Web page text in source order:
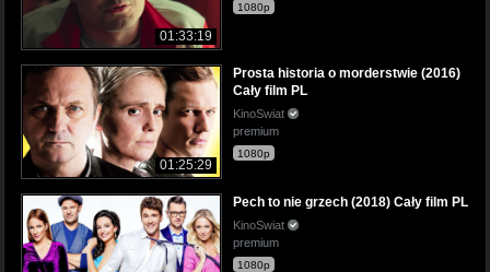
01:33:19
1080p
01:25:29
Prosta historia o morderstwie (2016)
Cały film PL
KinoSwiat
premium
1080p
Pech to nie grzech (2018) Cały film PL
KinoSwiat
premium
1080p